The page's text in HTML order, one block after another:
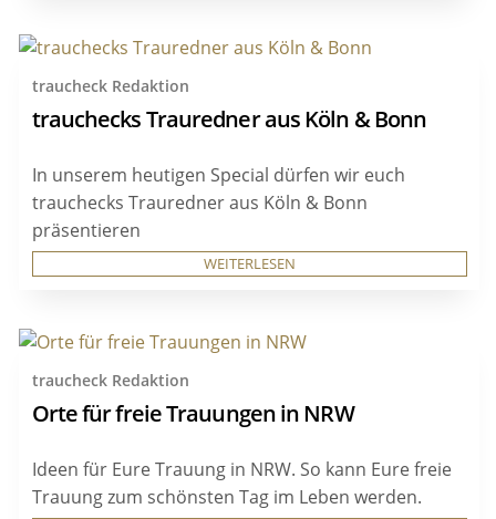
traucheck Redaktion
trauchecks Trauredner aus Köln & Bonn
In unserem heutigen Special dürfen wir euch
trauchecks Trauredner aus Köln & Bonn
präsentieren
WEITERLESEN
traucheck Redaktion
Orte für freie Trauungen in NRW
Ideen für Eure Trauung in NRW. So kann Eure freie
Trauung zum schönsten Tag im Leben werden.